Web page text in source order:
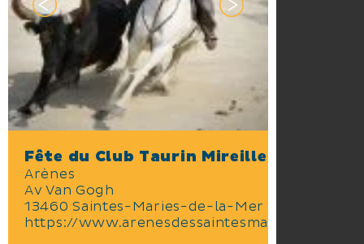
Fête du Club Taurin Mireille
Arènes
Av Van Gogh
13460 Saintes-Maries-de-la-Mer
https://